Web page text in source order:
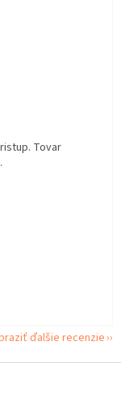
Tovar
ďalšie recenzie